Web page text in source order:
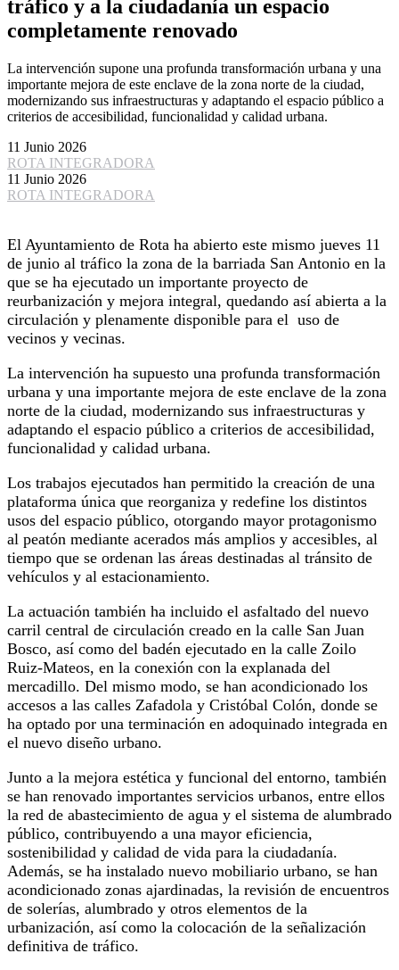
tráfico y a la ciudadanía un espacio
completamente renovado
La intervención supone una profunda transformación urbana y una
importante mejora de este enclave de la zona norte de la ciudad,
modernizando sus infraestructuras y adaptando el espacio público a
criterios de accesibilidad, funcionalidad y calidad urbana.
11 Junio 2026
ROTA INTEGRADORA
11 Junio 2026
ROTA INTEGRADORA
El Ayuntamiento de Rota ha abierto este mismo jueves 11
de junio al tráfico la zona de la barriada San Antonio en la
que se ha ejecutado un importante proyecto de
reurbanización y mejora integral, quedando así abierta a la
circulación y plenamente disponible para el uso de
vecinos y vecinas.
La intervención ha supuesto una profunda transformación
urbana y una importante mejora de este enclave de la zona
norte de la ciudad, modernizando sus infraestructuras y
adaptando el espacio público a criterios de accesibilidad,
funcionalidad y calidad urbana.
Los trabajos ejecutados han permitido la creación de una
plataforma única que reorganiza y redefine los distintos
usos del espacio público, otorgando mayor protagonismo
al peatón mediante acerados más amplios y accesibles, al
tiempo que se ordenan las áreas destinadas al tránsito de
vehículos y al estacionamiento.
La actuación también ha incluido el asfaltado del nuevo
carril central de circulación creado en la calle San Juan
Bosco, así como del badén ejecutado en la calle Zoilo
Ruiz-Mateos, en la conexión con la explanada del
mercadillo. Del mismo modo, se han acondicionado los
accesos a las calles Zafadola y Cristóbal Colón, donde se
ha optado por una terminación en adoquinado integrada en
el nuevo diseño urbano.
Junto a la mejora estética y funcional del entorno, también
se han renovado importantes servicios urbanos, entre ellos
la red de abastecimiento de agua y el sistema de alumbrado
público, contribuyendo a una mayor eficiencia,
sostenibilidad y calidad de vida para la ciudadanía.
Además, se ha instalado nuevo mobiliario urbano, se han
acondicionado zonas ajardinadas, la revisión de encuentros
de solerías, alumbrado y otros elementos de la
urbanización, así como la colocación de la señalización
definitiva de tráfico.